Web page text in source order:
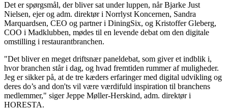
Det er spørgsmål, der bliver sat under luppen, når Bjarke Just
Nielsen, ejer og adm. direktør i Norrlyst Koncernen, Sandra
Marquardsen, CEO og partner i DiningSix, og Kristoffer Gleberg,
COO i Madklubben, mødes til en levende debat om den digitale
omstilling i restaurantbranchen.
"Det bliver en meget driftsnær paneldebat, som giver et indblik i,
hvor branchen står i dag, og hvad fremtiden rummer af muligheder.
Jeg er sikker på, at de tre kæders erfaringer med digital udvikling og
deres do’s and don'ts vil være værdifuld inspiration til branchens
medlemmer," siger Jeppe Møller-Herskind, adm. direktør i
HORESTA.